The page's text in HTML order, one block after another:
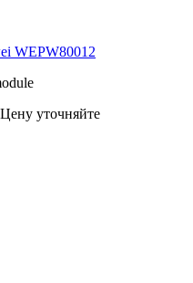
WEPW80012
Цену уточняйте